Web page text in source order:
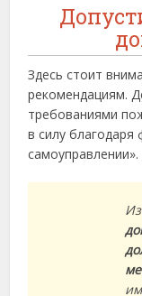
Здесь стоит
рекомендациям.
требованиями
в силу
самоуправлении».